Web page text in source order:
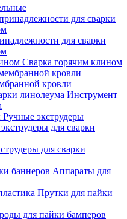
для сварки
Сварка горячим клином
кровли
Инструмент
Ручные экструдеры
для сварки
Аппараты для
Прутки для пайки